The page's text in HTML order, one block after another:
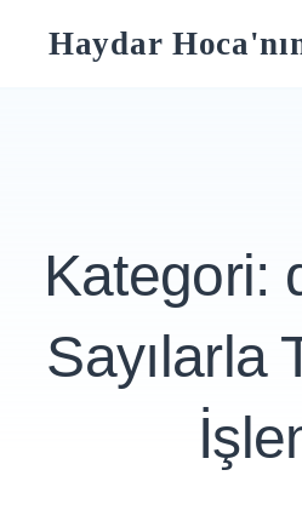
Haydar Hoca'nın
Kategori:
Sayılarla